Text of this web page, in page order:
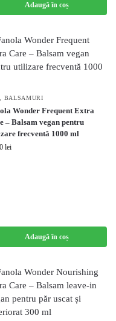
Adaugă în coș
BALSAMURI
Wonder Frequent Extra
– Balsam vegan pentru
frecventă 1000 ml
lei
Adaugă în coș